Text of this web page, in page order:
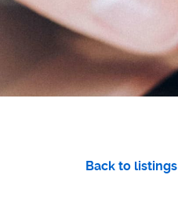
Back to listings